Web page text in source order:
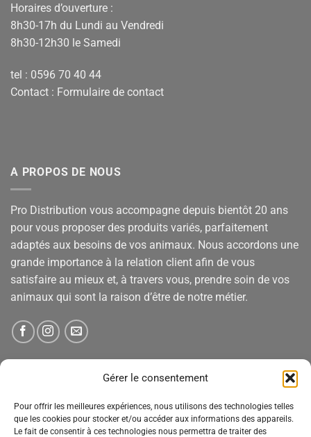
Gérer le consentement
Pour offrir les meilleures expériences, nous utilisons des technologies telles
que les cookies pour stocker et/ou accéder aux informations des appareils.
Le fait de consentir à ces technologies nous permettra de traiter des
Horaires d’ouverture :
8h30-17h du Lundi au Vendredi
8h30-12h30 le Samedi
tel : 0596 70 40 44
Contact : Formulaire de contact
A PROPOS DE NOUS
Pro Distribution vous accompagne depuis bientôt 20 ans
pour vous proposer des produits variés, parfaitement
adaptés aux besoins de vos animaux. Nous accordons une
grande importance à la relation client afin de vous
satisfaire au mieux et, à travers vous, prendre soin de vos
animaux qui sont la raison d’être de notre métier.
Tenez-vous informé des nouveautés, des offres spéciales
et des remises.